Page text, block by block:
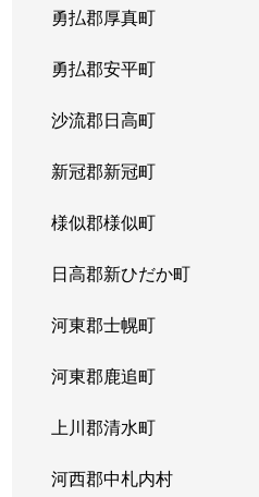
勇払郡厚真町
勇払郡安平町
沙流郡日高町
新冠郡新冠町
様似郡様似町
日高郡新ひだか町
河東郡士幌町
河東郡鹿追町
上川郡清水町
河西郡中札内村